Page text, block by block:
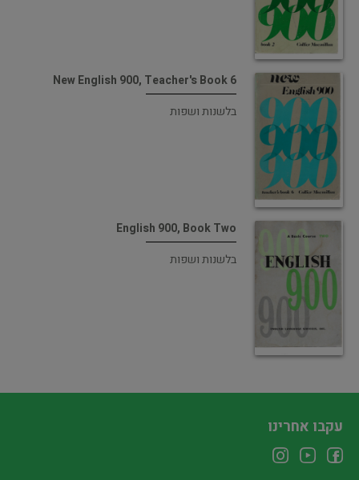
New English 900, Teacher's Book 6
בלשנות ושפות
English 900, Book Two
בלשנות ושפות
עקבו אחרינו